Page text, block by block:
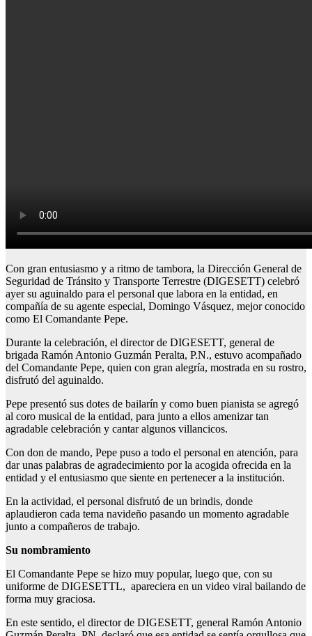
Con gran entusiasmo y a ritmo de tambora, la Dirección General de
Seguridad de Tránsito y Transporte Terrestre (DIGESETT) celebró
ayer su aguinaldo para el personal que labora en la entidad, en
compañía de su agente especial, Domingo Vásquez, mejor conocido
como El Comandante Pepe.
Durante la celebración, el director de DIGESETT, general de
brigada Ramón Antonio Guzmán Peralta, P.N., estuvo acompañado
del Comandante Pepe, quien con gran alegría, mostrada en su rostro,
disfrutó del aguinaldo.
Pepe presentó sus dotes de bailarín y como buen pianista se agregó
al coro musical de la entidad, para junto a ellos amenizar tan
agradable celebración y cantar algunos villancicos.
Con don de mando, Pepe puso a todo el personal en atención, para
dar unas palabras de agradecimiento por la acogida ofrecida en la
entidad y el entusiasmo que siente en pertenecer a la institución.
En la actividad, el personal disfrutó de un brindis, donde
aplaudieron cada tema navideño pasando un momento agradable
junto a compañeros de trabajo.
Su nombramiento
El Comandante Pepe se hizo muy popular, luego que, con su
uniforme de DIGESETTL, apareciera en un video viral bailando de
forma muy graciosa.
En este sentido, el director de DIGESETT, general Ramón Antonio